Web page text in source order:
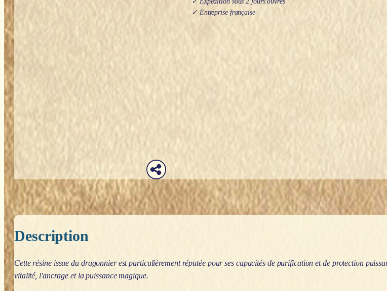
✓ Entreprise française
Description
Cette résine issue du dragonnier est particulièrement réputée pour ses capacités de purification et de protection
vitalité, l'ancrage et la puissance magique.